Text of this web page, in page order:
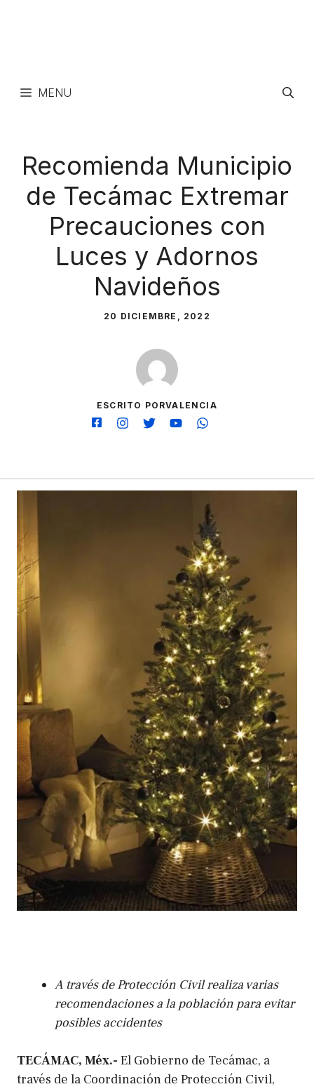
MENU
Recomienda Municipio
de Tecámac Extremar
Precauciones con
Luces y Adornos
Navideños
20 DICIEMBRE, 2022
ESCRITO PORVALENCIA
A través de Protección Civil realiza varias
recomendaciones a la población para evitar
posibles accidentes
TECÁMAC, Méx.- El Gobierno de Tecámac, a
través de la Coordinación de Protección Civil,